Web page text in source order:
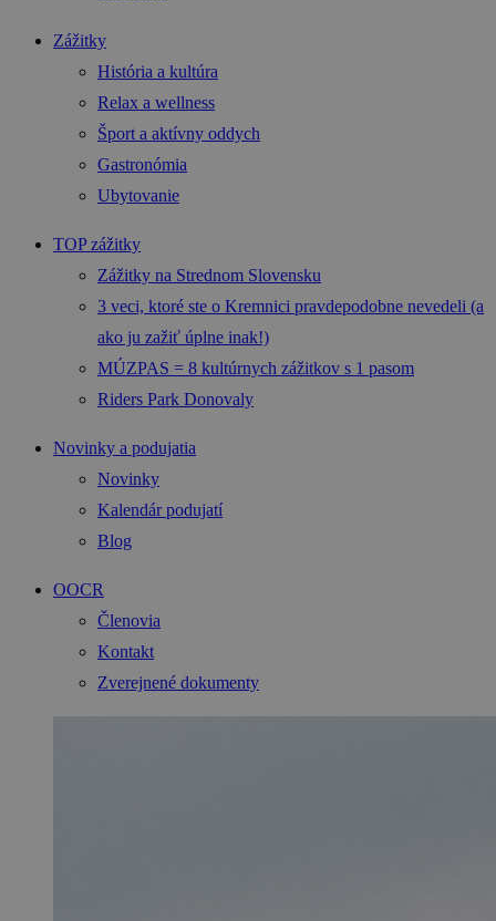
Zážitky
História a kultúra
Relax a wellness
Šport a aktívny oddych
Gastronómia
Ubytovanie
TOP zážitky
Zážitky na Strednom Slovensku
3 veci, ktoré ste o Kremnici pravdepodobne nevedeli (a
ako ju zažiť úplne inak!)
MÚZPAS = 8 kultúrnych zážitkov s 1 pasom
Riders Park Donovaly
Novinky a podujatia
Novinky
Kalendár podujatí
Blog
OOCR
Členovia
Kontakt
Zverejnené dokumenty